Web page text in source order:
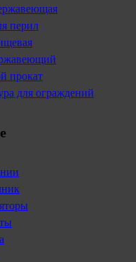
перил
прокат
для ограждений